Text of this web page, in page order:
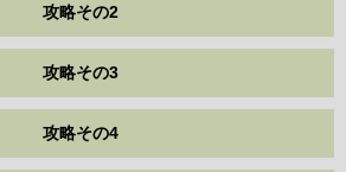
攻略その2
攻略その3
攻略その4